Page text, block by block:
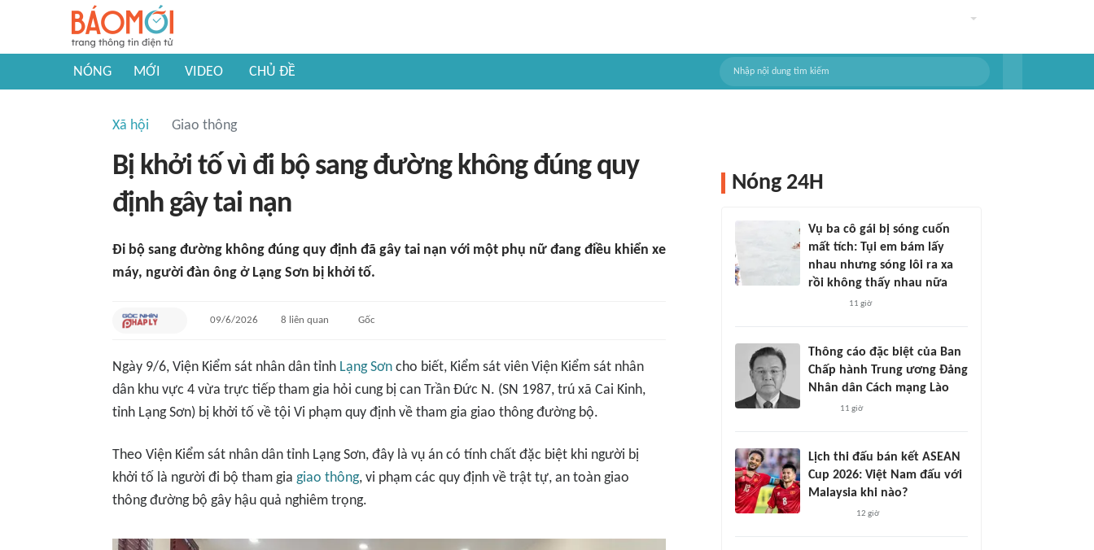
NÓNG MỚI VIDEO CHỦ ĐỀ
Xã hội Giao thông
Bị khởi tố vì đi bộ sang đường không đúng quy
định gây tai nạn
Đi bộ sang đường không đúng quy định đã gây tai nạn với một phụ nữ đang điều khiển xe
máy, người đàn ông ở Lạng Sơn bị khởi tố.
09/6/2026 8 liên quan Gốc
Ngày 9/6, Viện Kiểm sát nhân dân tỉnh Lạng Sơn cho biết, Kiểm sát viên Viện Kiểm sát nhân
dân khu vực 4 vừa trực tiếp tham gia hỏi cung bị can Trần Đức N. (SN 1987, trú xã Cai Kinh,
tỉnh Lạng Sơn) bị khởi tố về tội Vi phạm quy định về tham gia giao thông đường bộ.
Theo Viện Kiểm sát nhân dân tỉnh Lạng Sơn, đây là vụ án có tính chất đặc biệt khi người bị
khởi tố là người đi bộ tham gia giao thông, vi phạm các quy định về trật tự, an toàn giao
thông đường bộ gây hậu quả nghiêm trọng.
Nóng 24H
Vụ ba cô gái bị sóng cuốn
mất tích: Tụi em bám lấy
nhau nhưng sóng lôi ra xa
rồi không thấy nhau nữa
11 giờ
Thông cáo đặc biệt của Ban
Chấp hành Trung ương Đảng
Nhân dân Cách mạng Lào
11 giờ
Lịch thi đấu bán kết ASEAN
Cup 2026: Việt Nam đấu với
Malaysia khi nào?
12 giờ